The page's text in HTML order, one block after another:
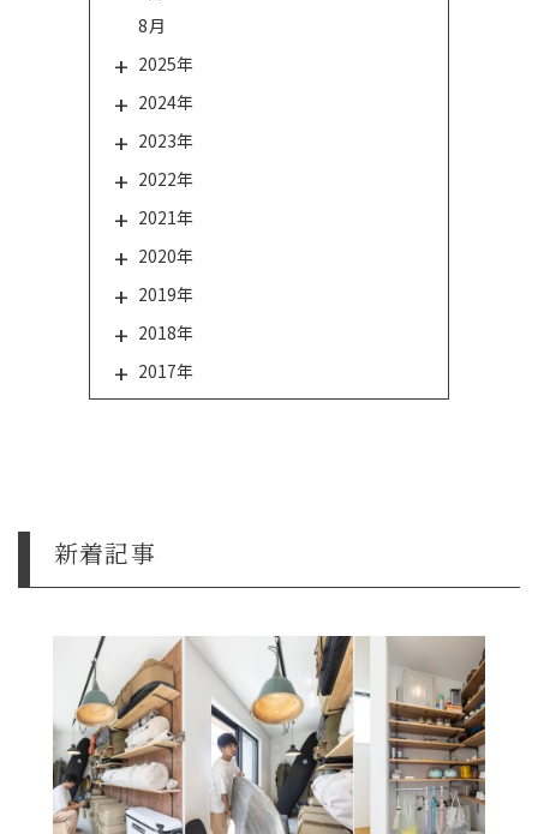
8月
2025年
2024年
2023年
2022年
2021年
2020年
2019年
2018年
2017年
新着記事